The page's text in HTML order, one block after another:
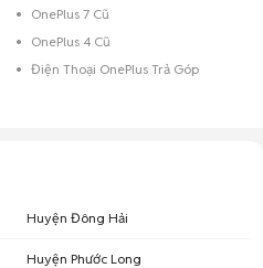
OnePlus 7 Cũ
OnePlus 4 Cũ
Điện Thoại OnePlus Trả Góp
Huyện Đông Hải
Huyện Phước Long